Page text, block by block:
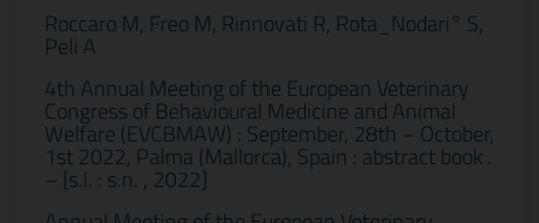
Roccaro M, Freo M, Rinnovati R, Rota_Nodari° S,
Peli A
4th Annual Meeting of the European Veterinary
Congress of Behavioural Medicine and Animal
Welfare (EVCBMAW) : September, 28th – October,
1st 2022, Palma (Mallorca), Spain : abstract book .
– [s.l. : s.n. , 2022]